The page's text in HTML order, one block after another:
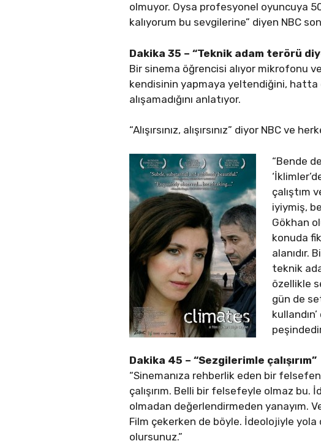
olmuyor. Oysa profesyonel oyuncuya
kalıyorum bu sevgilerine” diyen NBC
Dakika 35 – “Teknik adam terörü
Bir sinema öğrencisi alıyor mikrofonu
kendisinin yapmaya yeltendiğini, hatta
alışamadığını anlatıyor.
“Alışırsınız, alışırsınız” diyor NBC ve
“Bende
çalıştım
iyiymiş,
Gökhan
konuda
alanıdır.
teknik
özellikle
gün de
Dakika 45 – “Sezgilerimle çalışırım”
“Sinemanıza rehberlik eden bir
çalışırım. Belli bir felsefeyle olmaz bu.
olmadan değerlendirmeden yanayım.
Film çekerken de böyle. İdeolojiyle yola
olursunuz.”